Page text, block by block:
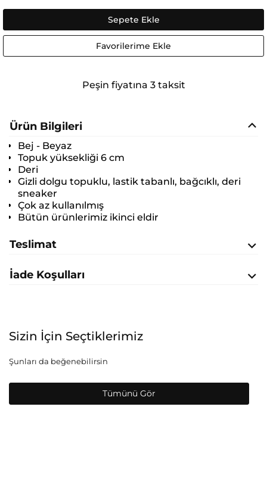
Sepete Ekle
Favorilerime Ekle
Peşin fiyatına 3 taksit
Ürün Bilgileri
Bej - Beyaz
Topuk yüksekliği 6 cm
Deri
Gizli dolgu topuklu, lastik tabanlı, bağcıklı, deri
sneaker
Çok az kullanılmış
Bütün ürünlerimiz ikinci eldir
Teslimat
İade Koşulları
Sizin İçin Seçtiklerimiz
Şunları da beğenebilirsin
Tümünü Gör